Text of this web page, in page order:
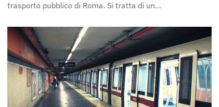
trasporto pubblico di Roma. Si tratta di un…